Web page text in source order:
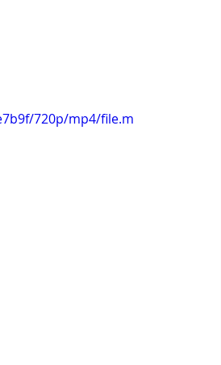
720p/mp4/file.m